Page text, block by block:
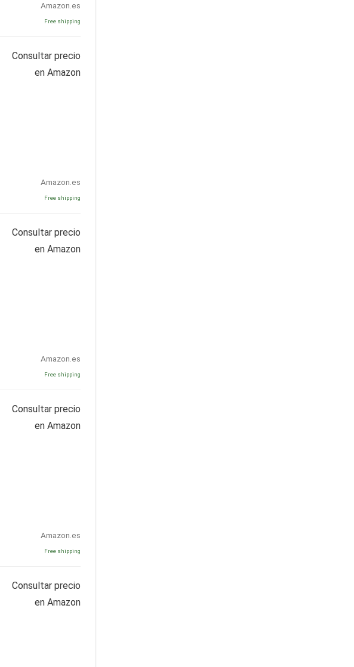
Amazon.es
Free shipping
Consultar precio
en Amazon
Amazon.es
Free shipping
Consultar precio
en Amazon
Amazon.es
Free shipping
Consultar precio
en Amazon
Amazon.es
Free shipping
Consultar precio
en Amazon